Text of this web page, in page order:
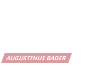
AUGUSTINUS BADER